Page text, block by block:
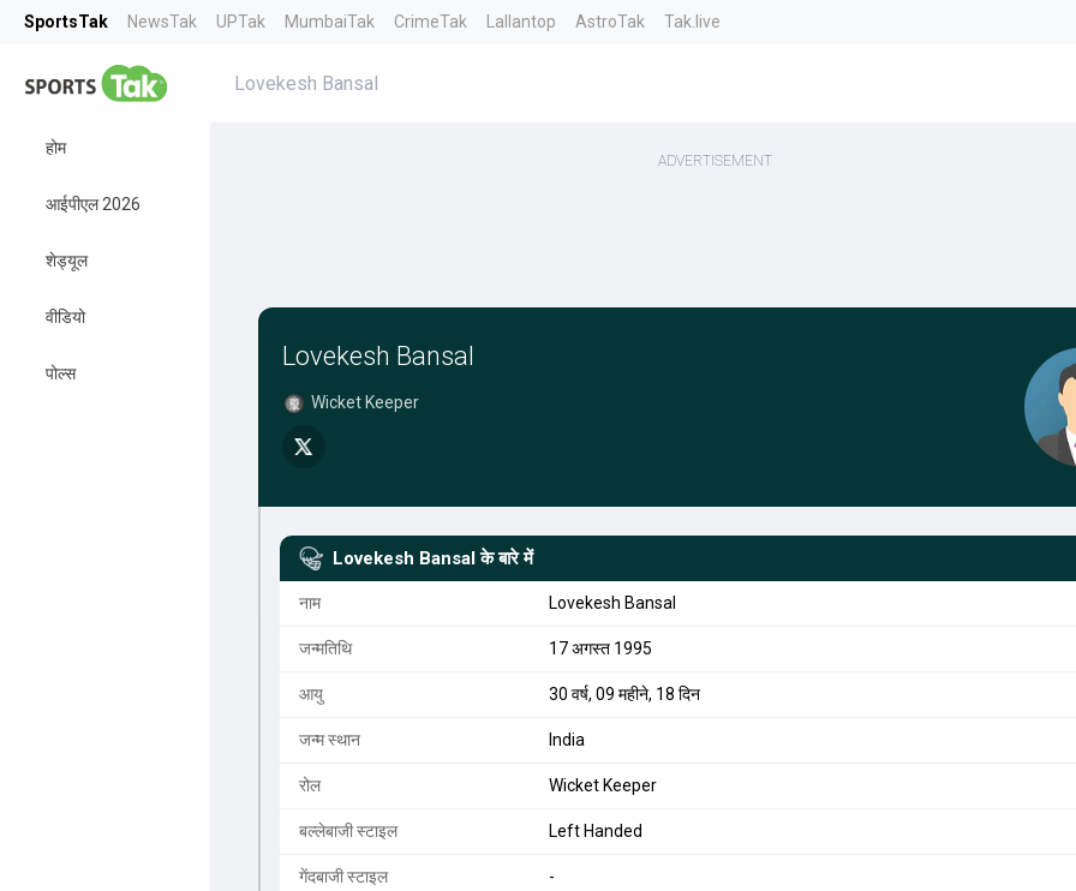
SportsTak NewsTak UPTak MumbaiTak CrimeTak Lallantop AstroTak Tak.live
होम
आईपीएल 2026
शेड्यूल
वीडियो
पोल्स
Lovekesh Bansal
Lovekesh Bansal
Wicket Keeper
Lovekesh Bansal के बारे में
नाम Lovekesh Bansal
जन्मतिथि 17 अगस्त 1995
आयु 30 वर्ष, 09 महीने, 18 दिन
जन्म स्थान India
रोल Wicket Keeper
बल्लेबाजी स्टाइल Left Handed
गेंदबाजी स्टाइल -